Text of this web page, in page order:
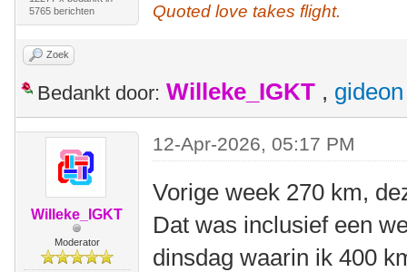
5765 berichten
Quoted love takes flight.
Zoek
Bedankt door: Willeke_IGKT , gideon
Willeke_IGKT
Moderator
12-Apr-2026, 05:17 PM
Vorige week 270 km,
Dat was inclusief een
dinsdag waarin ik 400